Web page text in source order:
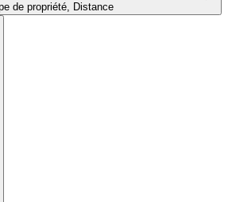
de propriété, Distance